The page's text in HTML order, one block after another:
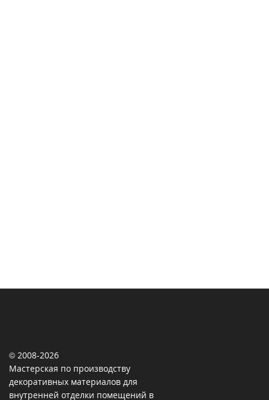
© 2008-2026
Мастерская по производству
декоративных материалов для
внутренней отделки помещений в